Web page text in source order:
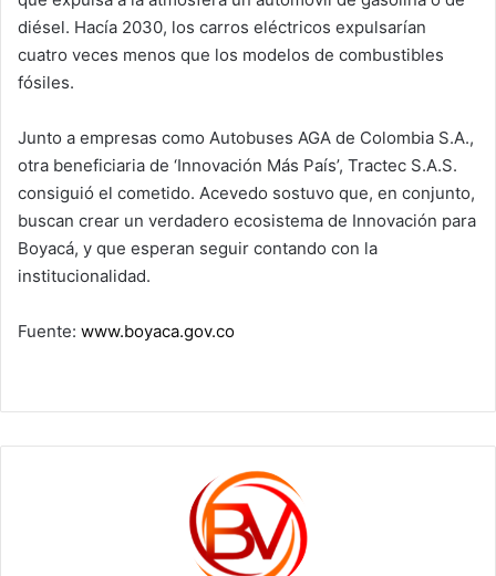
diésel. Hacía 2030, los carros eléctricos expulsarían
cuatro veces menos que los modelos de combustibles
fósiles.
Junto a empresas como Autobuses AGA de Colombia S.A.,
otra beneficiaria de ‘Innovación Más País’, Tractec S.A.S.
consiguió el cometido. Acevedo sostuvo que, en conjunto,
buscan crear un verdadero ecosistema de Innovación para
Boyacá, y que esperan seguir contando con la
institucionalidad.
Fuente: www.boyaca.gov.co